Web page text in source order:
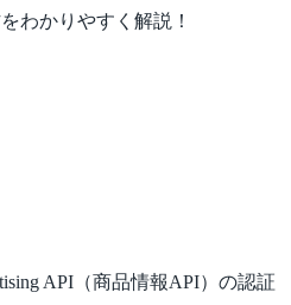
わかりやすく解説！
API（商品情報API）の認証